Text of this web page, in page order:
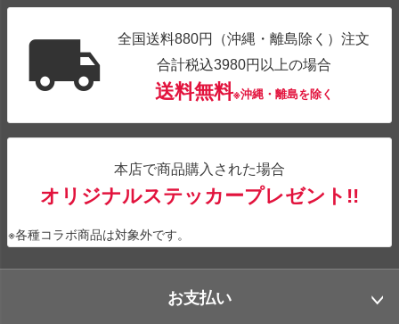
全国送料880円（沖縄・離島除く）注文
合計税込3980円以上の場合
送料無料※沖縄・離島を除く
本店で商品購入された場合
オリジナルステッカープレゼント!!
※各種コラボ商品は対象外です。
お支払い